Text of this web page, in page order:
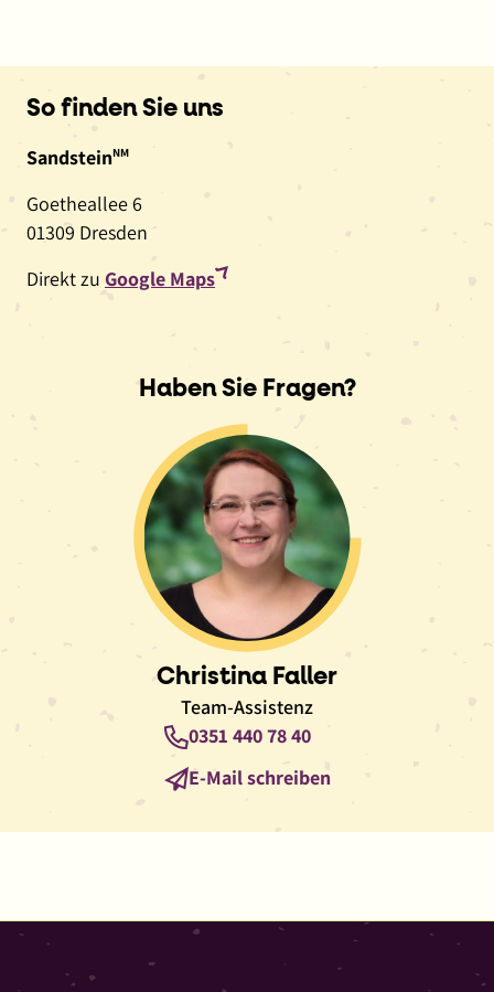
So finden Sie uns
SandsteinNM
Goetheallee 6
01309 Dresden
Direkt zu Google Maps(externer
neuem
Fenster)
Haben Sie Fragen?
Christina Faller
Team-Assistenz
Telefon
0351 440 78 40
E-
E-Mail schreiben